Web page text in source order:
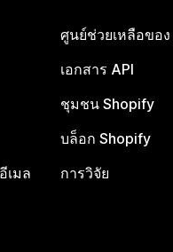
เมล
ศูนย์ช่วยเหลือขอ
เอกสาร API
ชุมชน Shopify
บล็อก Shopify
การวิจัย